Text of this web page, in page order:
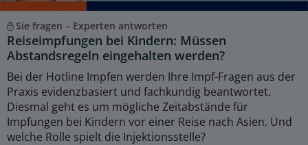
Sie fragen – Experten antworten
Reiseimpfungen bei Kindern: Müssen
Abstandsregeln eingehalten werden?
Bei der Hotline Impfen werden Ihre Impf-Fragen aus der
Praxis evidenzbasiert und fachkundig beantwortet.
Diesmal geht es um mögliche Zeitabstände für
Impfungen bei Kindern vor einer Reise nach Asien. Und
welche Rolle spielt die Injektionsstelle?